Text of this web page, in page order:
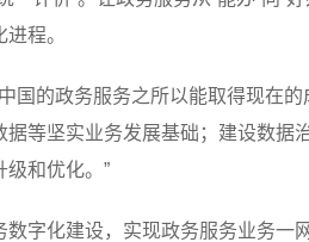
程。
国的政务服务之所以能取得现在
等坚实业务发展基础；建设数据
和优化。”
字化建设，实现政务服务业务一